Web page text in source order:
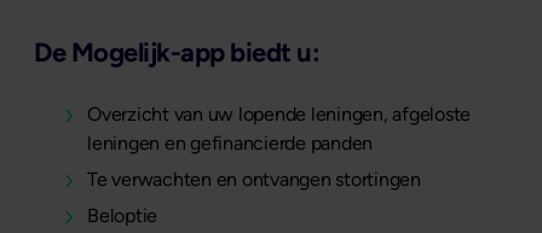
De Mogelijk-app biedt u:
Overzicht van uw lopende leningen, afgeloste
leningen en gefinancierde panden
Te verwachten en ontvangen stortingen
Beloptie